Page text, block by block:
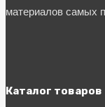
материалов самых
Каталог товаров